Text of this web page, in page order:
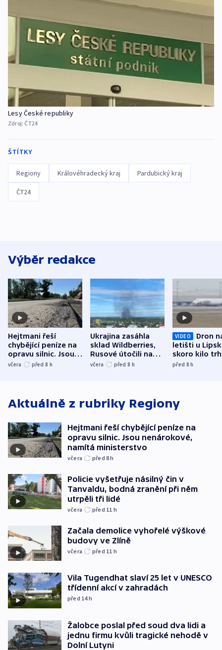
Lesy České republiky
Zdroj: ČT24
ŠTÍTKY
Regiony Královéhradecký kraj Pardubický kraj
ČT24
Výběr redakce
Hejtmani řeší
chybějící peníze na
opravu silnic. Jsou
nenárokové, namítá
včera před 8 h
Ukrajina zasáhla
sklad Wildberries,
Rusové útočili na
trh, hasiče či
včera před 8 h
VIDEO
Dron
letišti u
skoro kilo
indicie
před 8h
Aktuálně z rubriky Regiony
Hejtmani řeší chybějící peníze na
opravu silnic. Jsou nenárokové,
namítá ministerstvo
včera před 8h
Policie vyšetřuje násilný čin v
Tanvaldu, bodná zranění při něm
utrpěli tři lidé
včera před 11 h
Začala demolice vyhořelé výškové
budovy ve Zlíně
včera před 11 h
Vila Tugendhat slaví 25 let v UNESCO
třídenní akcí v zahradách
před 14h
Žalobce poslal před soud dva lidi a
jednu firmu kvůli tragické nehodě v
Dolní Lutyni